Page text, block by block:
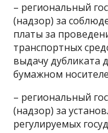
– региональный
(надзор) за
платы за
транспортных
выдачу дубликата
бумажном
– региональный
(надзор) за
регулируемых